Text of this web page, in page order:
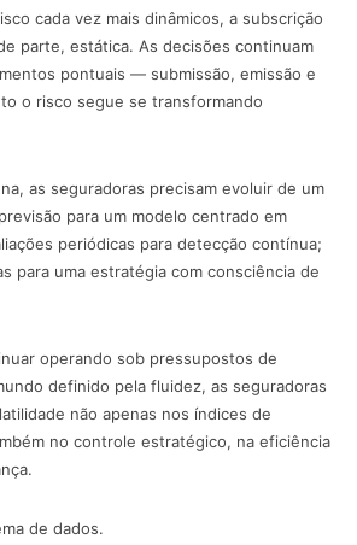
cada vez mais dinâmicos, a subscrição
parte, estática. As decisões continuam
pontuais — submissão, emissão e
o risco segue se transformando
as seguradoras precisam evoluir de um
para um modelo centrado em
periódicas para detecção contínua;
para uma estratégia com consciência de
operando sob pressupostos de
definido pela fluidez, as seguradoras
não apenas nos índices de
no controle estratégico, na eficiência
de dados.